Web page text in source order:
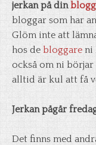
jerkan på din blogg
bloggar som har
Glöm inte att
hos de bloggare ni
också om ni börjar
alltid är kul att få
Jerkan pågår
Det finns med